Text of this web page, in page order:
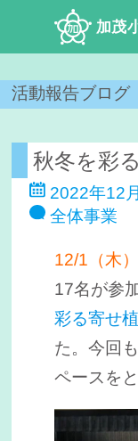
加茂
活動報告ブログ
秋冬を彩
2022年12
全体事業
12/1（木）
17名が参
彩る寄せ
た。今回
ペースを